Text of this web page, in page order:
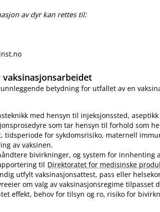
av dyr kan rettes til:
betydning for utfallet av en
med hensyn til injeksjonssted, aseptikk
som tar hensyn til forhold som
tidsperiode for sykdomsrisiko, maternell
av vaksinen.
bivirkninger, og system for innhenting
til Direktoratet for medisinske
utfylt vaksinasjonsattest, pass eller
om valg av vaksinasjonsregime tilpasset
effekt, behov for tilsyn og ro, risiko for